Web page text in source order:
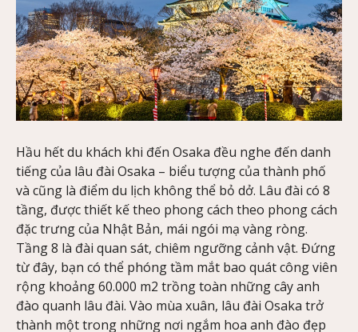
Hầu hết du khách khi đến Osaka đều nghe đến danh
tiếng của lâu đài Osaka – biểu tượng của thành phố
và cũng là điểm du lịch không thể bỏ dở. Lâu đài có 8
tầng, được thiết kế theo phong cách theo phong cách
đặc trưng của Nhật Bản, mái ngói mạ vàng ròng.
Tầng 8 là đài quan sát, chiêm ngưỡng cảnh vật. Đứng
từ đây, bạn có thể phóng tầm mắt bao quát công viên
rộng khoảng 60.000 m2 trồng toàn những cây anh
đào quanh lâu đài. Vào mùa xuân, lâu đài Osaka trở
thành một trong những nơi ngắm hoa anh đào đẹp